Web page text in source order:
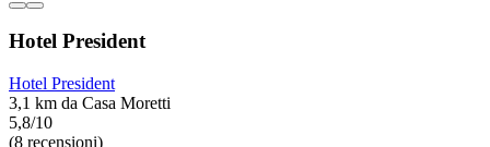
Hotel President
Hotel President
3,1 km da Casa Moretti
5,8/10
(8 recensioni)